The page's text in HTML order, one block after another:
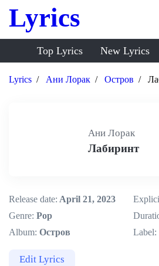
Lyrics
Top Lyrics New Lyrics
Lyrics Ани Лорак Остров
Ани Лорак
Лабиринт
Release date: April 21, 2023
Genre: Pop
Album: Остров
Label:
Edit Lyrics